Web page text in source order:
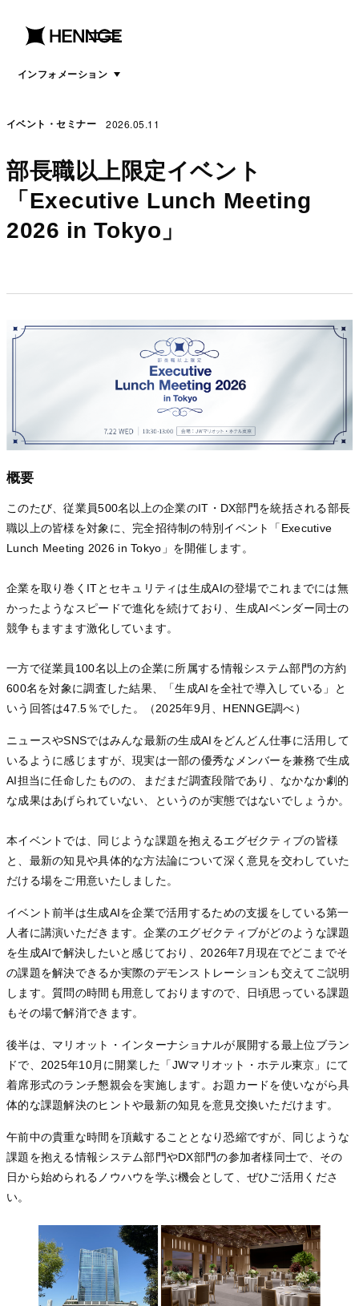
menu
open
インフォメーションmenu
イベント・セミナー 2026.05.11
部長職以上限定イベント
「Executive Lunch Meeting
2026 in Tokyo」
概要
このたび、従業員500名以上の企業のIT・DX部門を統括される部長
職以上の皆様を対象に、完全招待制の特別イベント「Executive
Lunch Meeting 2026 in Tokyo」を開催します。
企業を取り巻くITとセキュリティは生成AIの登場でこれまでには無
かったようなスピードで進化を続けており、生成AIベンダー同士の
競争もますます激化しています。
一方で従業員100名以上の企業に所属する情報システム部門の方約
600名を対象に調査した結果、「生成AIを全社で導入している」と
いう回答は47.5％でした。（2025年9月、HENNGE調べ）
ニュースやSNSではみんな最新の生成AIをどんどん仕事に活用して
いるように感じますが、現実は一部の優秀なメンバーを兼務で生成
AI担当に任命したものの、まだまだ調査段階であり、なかなか劇的
な成果はあげられていない、というのが実態ではないでしょうか。
本イベントでは、同じような課題を抱えるエグゼクティブの皆様
と、最新の知見や具体的な方法論について深く意見を交わしていた
だける場をご用意いたしました。
イベント前半は生成AIを企業で活用するための支援をしている第一
人者に講演いただきます。企業のエグゼクティブがどのような課題
を生成AIで解決したいと感じており、2026年7月現在でどこまでそ
の課題を解決できるか実際のデモンストレーションも交えてご説明
します。質問の時間も用意しておりますので、日頃思っている課題
もその場で解消できます。
後半は、マリオット・インターナショナルが展開する最上位ブラン
ドで、2025年10月に開業した「JWマリオット・ホテル東京」にて
着席形式のランチ懇親会を実施します。お題カードを使いながら具
体的な課題解決のヒントや最新の知見を意見交換いただけます。
午前中の貴重な時間を頂戴することとなり恐縮ですが、同じような
課題を抱える情報システム部門やDX部門の参加者様同士で、その
日から始められるノウハウを学ぶ機会として、ぜひご活用くださ
い。